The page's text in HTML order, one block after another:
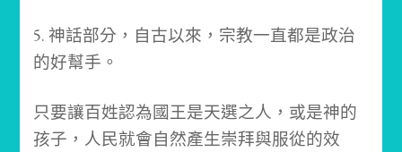
5. 神話部分，自古以來，宗教一直都是政治
的好幫手。
只要讓百姓認為國王是天選之人，或是神的
孩子，人民就會自然產生崇拜與服從的效